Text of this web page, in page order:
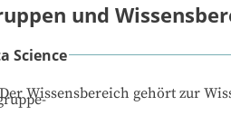
und
Science
Wissensbereich gehört zur